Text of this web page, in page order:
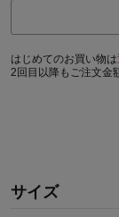
はじめてのお買い物は
2回目以降もご注文金
サイズ